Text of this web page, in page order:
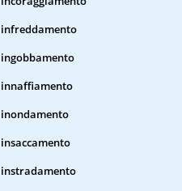
infreddamento
ingobbamento
innaffiamento
inondamento
insaccamento
instradamento